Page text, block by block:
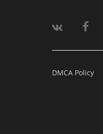
DMCA Policy